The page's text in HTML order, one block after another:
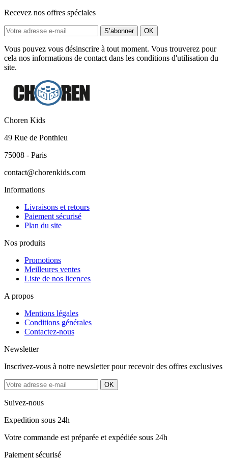
Recevez nos offres spéciales
Vous pouvez vous désinscrire à tout moment. Vous trouverez pour
cela nos informations de contact dans les conditions d'utilisation du
site.
Choren Kids
49 Rue de Ponthieu
75008 - Paris
contact@chorenkids.com
Informations
Livraisons et retours
Paiement sécurisé
Plan du site
Nos produits
Promotions
Meilleures ventes
Liste de nos licences
A propos
Mentions légales
Conditions générales
Contactez-nous
Newsletter
Inscrivez-vous à notre newsletter pour recevoir des offres exclusives
Suivez-nous
Expedition sous 24h
Votre commande est préparée et expédiée sous 24h
Paiement sécurisé